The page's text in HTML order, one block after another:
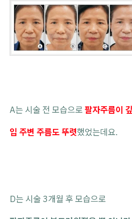
A는 시술 전 모습으로 팔자주름이
입 주변 주름도 뚜렷했었는데요.
D는 시술 3개월 후 모습으로